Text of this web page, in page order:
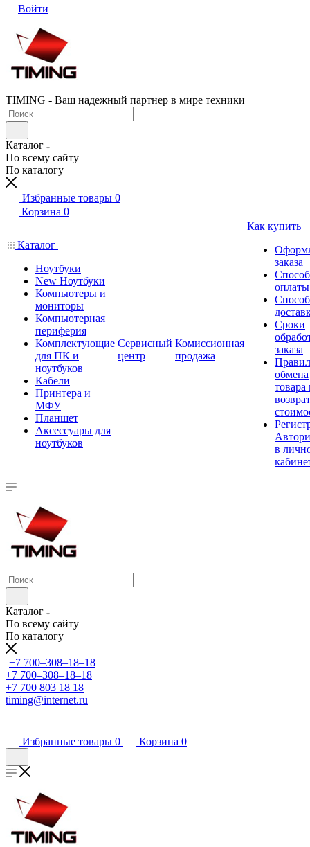
Войти
TIMING - Ваш надежный партнер в мире техники
Каталог
По всему сайту
По каталогу
Избранные товары 0
Корзина 0
Каталог
Ноутбуки
New Ноутбуки
Компьютеры и
мониторы
Компьютерная
периферия
Комплектующие
для ПК и
ноутбуков
Кабели
Принтера и
МФУ
Планшет
Аксессуары для
ноутбуков
Сервисный
центр
Комиссионная
продажа
Как купить
заказа
оплаты
Сроки
заказа
обмена
товара
в
Каталог
По всему сайту
По каталогу
+7 700‒308‒18‒18
+7 700‒308‒18‒18
+7 700 803 18 18
timing@internet.ru
Избранные товары 0 Корзина 0